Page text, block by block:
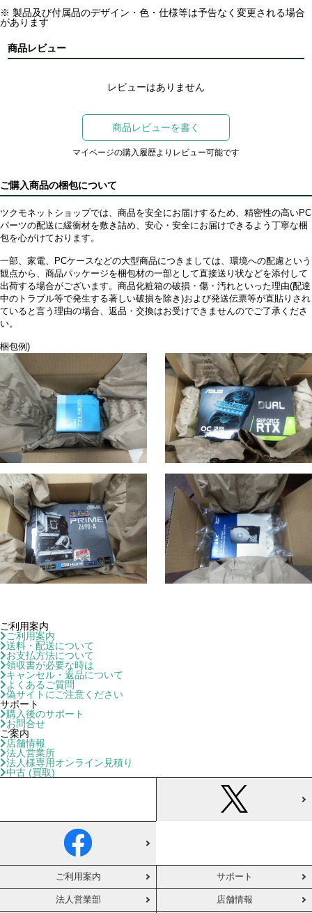
※ 製品及び付属品のデザイン・色・仕様等は予告なく変更される場合
があります
商品レビュー
レビューはありません
商品レビューを書く
マイページの購入履歴よりレビュー可能です
ご購入商品の梱包について
ツクモネットショップでは、商品を安全にお届けするため、精密性の高いPC
パーツの配送に緩衝材を敷き詰め、安心・安全にお届けできるよう丁寧な梱
包を心がけております。
一部、家電、PCケースなどの大型商品につきましては、環境への配慮という
観点から、商品パッケージを梱包材の一部として直接送り状などを添付して
出荷する場合がございます。商品化粧箱の破損・傷・汚れといった理由(配達
中のトラブル等で発生する著しい破損を除き)および発送伝票等が直貼りされ
ていると言う理由の場合、返品・交換はお受けできませんのでご了承くださ
い。
梱包例)
ご利用案内
ご利用案内
送料・配送について
お支払方法について
領収書が必要な時は
キャンセル・返品について
よくあるご質問
偽サイトにご注意ください
サポート
購入後のサポート
お問合せ
ご案内
店舗情報
法人営業所
法人様専用オンライン見積り
中古 (買取)
ご利用案内 サポート
法人営業部 店舗情報